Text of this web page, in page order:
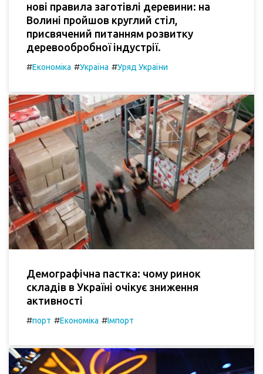
нові правила заготівлі деревини: на
Волині пройшов круглий стіл,
присвячений питанням розвитку
деревообробної індустрії.
#Економіка #Україна #Уряд України
Демографічна пастка: чому ринок
складів в Україні очікує зниження
активності
#порт #Економіка #Імпорт